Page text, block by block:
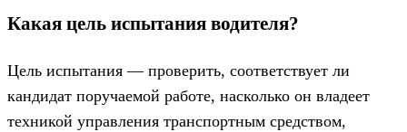
Какая цель испытания водителя?
Цель испытания — проверить, соответствует ли
кандидат поручаемой работе, насколько он владеет
техникой управления транспортным средством,